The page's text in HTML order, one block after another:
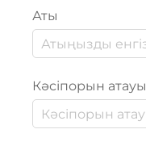
Аты
Кәсіпорын атауы